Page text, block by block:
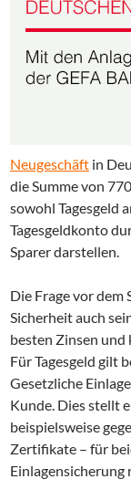
Neugeschäft in
die Summe von
sowohl Tagesgeld
Tagesgeldkonto
Sparer darstellen.
Die Frage vor dem
Sicherheit auch
besten Zinsen und
Für Tagesgeld gilt
Gesetzliche
Kunde. Dies stellt
beispielsweise
Zertifikate – für
Einlagensicherung